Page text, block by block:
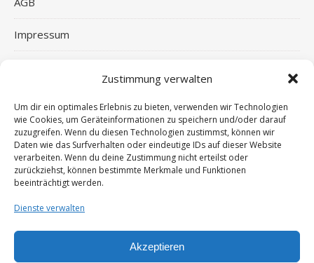
Zustimmung verwalten
Um dir ein optimales Erlebnis zu bieten, verwenden wir Technologien
wie Cookies, um Geräteinformationen zu speichern und/oder darauf
zuzugreifen. Wenn du diesen Technologien zustimmst, können wir
Daten wie das Surfverhalten oder eindeutige IDs auf dieser Website
verarbeiten. Wenn du deine Zustimmung nicht erteilst oder
zurückziehst, können bestimmte Merkmale und Funktionen
beeinträchtigt werden.
Dienste verwalten
Akzeptieren
Impressum
Datenschutzerklärung
Cookie-Richtlinie (EU)